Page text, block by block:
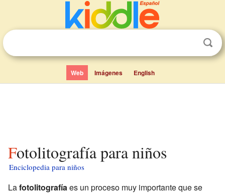
Web Imágenes English
Fotolitografía para niños
Enciclopedia para niños
Lafotolitografíaes un proceso muy importante que se